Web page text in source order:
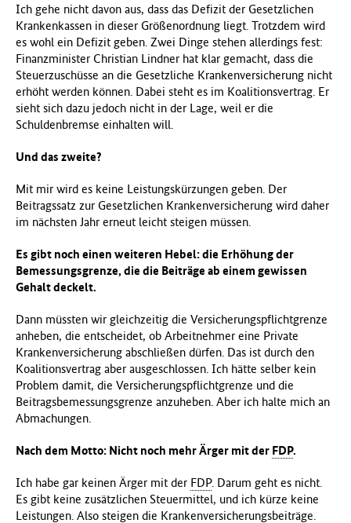
Ich gehe nicht davon aus, dass das Defizit der Gesetzlichen
Krankenkassen in dieser Größenordnung liegt. Trotzdem wird
es wohl ein Defizit geben. Zwei Dinge stehen allerdings fest:
Finanzminister Christian Lindner hat klar gemacht, dass die
Steuerzuschüsse an die Gesetzliche Krankenversicherung nicht
erhöht werden können. Dabei steht es im Koalitionsvertrag. Er
sieht sich dazu jedoch nicht in der Lage, weil er die
Schuldenbremse einhalten will.
Und das zweite?
Mit mir wird es keine Leistungskürzungen geben. Der
Beitragssatz zur Gesetzlichen Krankenversicherung wird daher
im nächsten Jahr erneut leicht steigen müssen.
Es gibt noch einen weiteren Hebel: die Erhöhung der
Bemessungsgrenze, die die Beiträge ab einem gewissen
Gehalt deckelt.
Dann müssten wir gleichzeitig die Versicherungs­pflicht­grenze
anheben, die entscheidet, ob Arbeit­nehmer eine Private
Kranken­versicherung ab­schließen dürfen. Das ist durch den
Koalitionsvertrag aber ausgeschlossen. Ich hätte selber kein
Problem damit, die Versicherungs­pflicht­grenze und die
Beitragsbemessungsgrenze anzuheben. Aber ich halte mich an
Abmachungen.
Nach dem Motto: Nicht noch mehr Ärger mit der FDP.
Ich habe gar keinen Ärger mit der FDP. Darum geht es nicht.
Es gibt keine zusätzlichen Steuermittel, und ich kürze keine
Leistungen. Also steigen die Krankenversicherungsbeiträge.